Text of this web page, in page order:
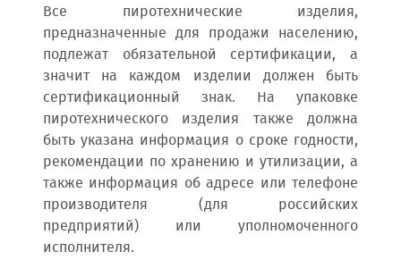
Все пиротехнические изделия,
предназначенные для продажи населению,
подлежат обязательной сертификации, а
значит на каждом изделии должен быть
сертификационный знак. На упаковке
пиротехнического изделия также должна
быть указана информация о сроке годности,
рекомендации по хранению и утилизации, а
также информация об адресе или телефоне
производителя (для российских
предприятий) или уполномоченного
исполнителя.